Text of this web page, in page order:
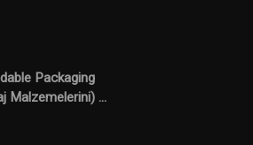
Packaging
Malzemelerini) ...